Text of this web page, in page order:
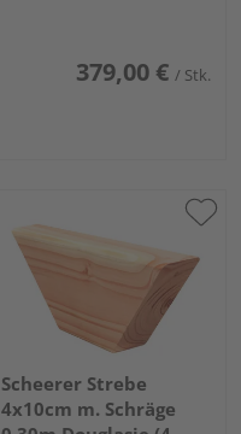
379,00 € / Stk.
Scheerer Strebe
4x10cm m. Schräge